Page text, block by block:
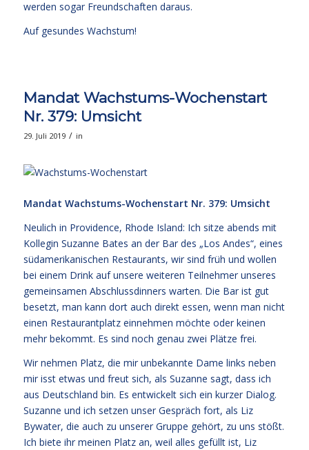
werden sogar Freundschaften daraus.
Auf gesundes Wachstum!
Mandat Wachstums-Wochenstart
Nr. 379: Umsicht
29. Juli 2019 / in
Mandat Wachstums-Wochenstart Nr. 379: Umsicht
Neulich in Providence, Rhode Island: Ich sitze abends mit
Kollegin Suzanne Bates an der Bar des „Los Andes“, eines
südamerikanischen Restaurants, wir sind früh und wollen
bei einem Drink auf unsere weiteren Teilnehmer unseres
gemeinsamen Abschlussdinners warten. Die Bar ist gut
besetzt, man kann dort auch direkt essen, wenn man nicht
einen Restaurantplatz einnehmen möchte oder keinen
mehr bekommt. Es sind noch genau zwei Plätze frei.
Wir nehmen Platz, die mir unbekannte Dame links neben
mir isst etwas und freut sich, als Suzanne sagt, dass ich
aus Deutschland bin. Es entwickelt sich ein kurzer Dialog.
Suzanne und ich setzen unser Gespräch fort, als Liz
Bywater, die auch zu unserer Gruppe gehört, zu uns stößt.
Ich biete ihr meinen Platz an, weil alles gefüllt ist, Liz